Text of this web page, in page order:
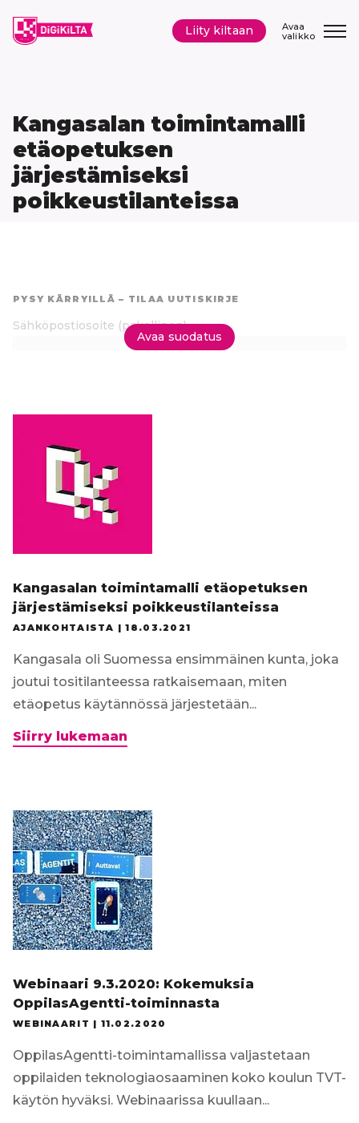
sisältöön
Avaa
valikko
Liity kiltaan
Kangasalan toimintamalli
etäopetuksen
järjestämiseksi
poikkeustilanteissa
PYSY KÄRRYILLÄ – TILAA UUTISKIRJE
Sähköpostiosoite (pakollinen)
Avaa suodatus
Kangasalan toimintamalli etäopetuksen
järjestämiseksi poikkeustilanteissa
AJANKOHTAISTA |18.03.2021
Kangasala oli Suomessa ensimmäinen kunta, joka
joutui tositilanteessa ratkaisemaan, miten
etäopetus käytännössä järjestetään...
Siirry lukemaan
poikkeustilanteissa
Webinaari 9.3.2020: Kokemuksia
OppilasAgentti-toiminnasta
WEBINAARIT | 11.02.2020
OppilasAgentti-toimintamallissa valjastetaan
oppilaiden teknologiaosaaminen koko koulun TVT-
käytön hyväksi. Webinaarissa kuullaan...